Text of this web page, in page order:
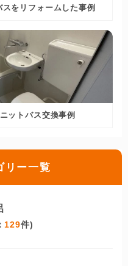
をリフォームした事例
ットバス交換事例
リー一覧
129件)